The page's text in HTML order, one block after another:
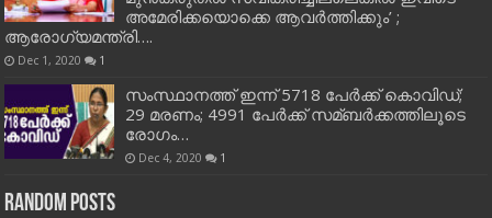
അമേരിക്കയൊക്കെ ആവർത്തിക്കും’ ;
ആരോഗ്യമന്ത്രി….
Dec 1, 2020 1
സംസ്ഥാനത്ത് ഇന്ന് 5718 പേര്‍ക്ക് കൊവിഡ്;
29 മരണം; 4991 പേര്‍ക്ക് സമ്ബര്‍ക്കത്തിലൂടെ
രോഗം…
Dec 4, 2020 1
Random Posts